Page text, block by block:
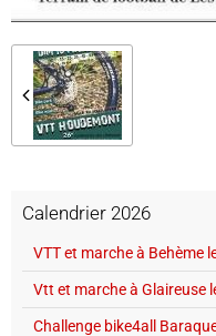
Calendrier 2026
VTT et marche à Behème
Vtt et marche à Glaireuse
Challenge bike4all